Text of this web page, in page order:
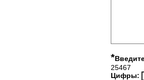
*
25467
Цифры: